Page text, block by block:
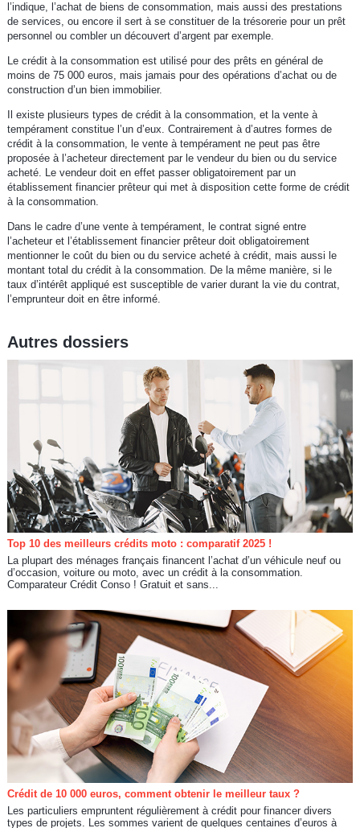
l’indique, l’achat de biens de consommation, mais aussi des prestations
de services, ou encore il sert à se constituer de la trésorerie pour un prêt
personnel ou combler un découvert d’argent par exemple.
Le crédit à la consommation est utilisé pour des prêts en général de
moins de 75 000 euros, mais jamais pour des opérations d’achat ou de
construction d’un bien immobilier.
Il existe plusieurs types de crédit à la consommation, et la vente à
tempérament constitue l’un d’eux. Contrairement à d’autres formes de
crédit à la consommation, le vente à tempérament ne peut pas être
proposée à l’acheteur directement par le vendeur du bien ou du service
acheté. Le vendeur doit en effet passer obligatoirement par un
établissement financier prêteur qui met à disposition cette forme de crédit
à la consommation.
Dans le cadre d’une vente à tempérament, le contrat signé entre
l’acheteur et l’établissement financier prêteur doit obligatoirement
mentionner le coût du bien ou du service acheté à crédit, mais aussi le
montant total du crédit à la consommation. De la même manière, si le
taux d’intérêt appliqué est susceptible de varier durant la vie du contrat,
l’emprunteur doit en être informé.
Autres dossiers
Top 10 des meilleurs crédits moto : comparatif 2025 !
La plupart des ménages français financent l’achat d’un véhicule neuf ou
d’occasion, voiture ou moto, avec un crédit à la consommation.
Comparateur Crédit Conso ! Gratuit et sans...
Crédit de 10 000 euros, comment obtenir le meilleur taux ?
Les particuliers empruntent régulièrement à crédit pour financer divers
types de projets. Les sommes varient de quelques centaines d’euros à